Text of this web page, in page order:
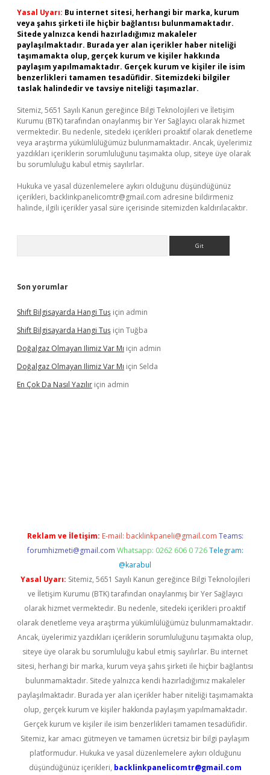
Yasal Uyarı: Bu internet sitesi, herhangi bir marka, kurum
veya şahıs şirketi ile hiçbir bağlantısı bulunmamaktadır.
Sitede yalnızca kendi hazırladığımız makaleler
paylaşılmaktadır. Burada yer alan içerikler haber niteliği
taşımamakta olup, gerçek kurum ve kişiler hakkında
paylaşım yapılmamaktadır. Gerçek kurum ve kişiler ile isim
benzerlikleri tamamen tesadüfidir. Sitemizdeki bilgiler
taslak halindedir ve tavsiye niteliği taşımazlar.
Sitemiz, 5651 Sayılı Kanun gereğince Bilgi Teknolojileri ve İletişim
Kurumu (BTK) tarafından onaylanmış bir Yer Sağlayıcı olarak hizmet
vermektedir. Bu nedenle, sitedeki içerikleri proaktif olarak denetleme
veya araştırma yükümlülüğümüz bulunmamaktadır. Ancak, üyelerimiz
yazdıkları içeriklerin sorumluluğunu taşımakta olup, siteye üye olarak
bu sorumluluğu kabul etmiş sayılırlar.
Hukuka ve yasal düzenlemelere aykırı olduğunu düşündüğünüz
içerikleri, backlinkpanelicomtr@gmail.com adresine bildirmeniz
halinde, ilgili içerikler yasal süre içerisinde sitemizden kaldırılacaktır.
Son yorumlar
Shift Bilgisayarda Hangi Tuş için admin
Shift Bilgisayarda Hangi Tuş için Tuğba
Doğalgaz Olmayan Ilimiz Var Mı için admin
Doğalgaz Olmayan Ilimiz Var Mı için Selda
En Çok Da Nasıl Yazılır için admin
Reklam ve İletişim: E-mail: backlinkpaneli@gmail.com Teams:
forumhizmeti@gmail.com Whatsapp: 0262 606 0 726 Telegram:
@karabul
Yasal Uyarı: Sitemiz, 5651 Sayılı Kanun gereğince Bilgi Teknolojileri
ve İletişim Kurumu (BTK) tarafından onaylanmış bir Yer Sağlayıcı
olarak hizmet vermektedir. Bu nedenle, sitedeki içerikleri proaktif
olarak denetleme veya araştırma yükümlülüğümüz bulunmamaktadır.
Ancak, üyelerimiz yazdıkları içeriklerin sorumluluğunu taşımakta olup,
siteye üye olarak bu sorumluluğu kabul etmiş sayılırlar. Bu internet
sitesi, herhangi bir marka, kurum veya şahıs şirketi ile hiçbir bağlantısı
bulunmamaktadır. Sitede yalnızca kendi hazırladığımız makaleler
paylaşılmaktadır. Burada yer alan içerikler haber niteliği taşımamakta
olup, gerçek kurum ve kişiler hakkında paylaşım yapılmamaktadır.
Gerçek kurum ve kişiler ile isim benzerlikleri tamamen tesadüfidir.
Sitemiz, kar amacı gütmeyen ve tamamen ücretsiz bir bilgi paylaşım
platformudur. Hukuka ve yasal düzenlemelere aykırı olduğunu
düşündüğünüz içerikleri, backlinkpanelicomtr@gmail.com